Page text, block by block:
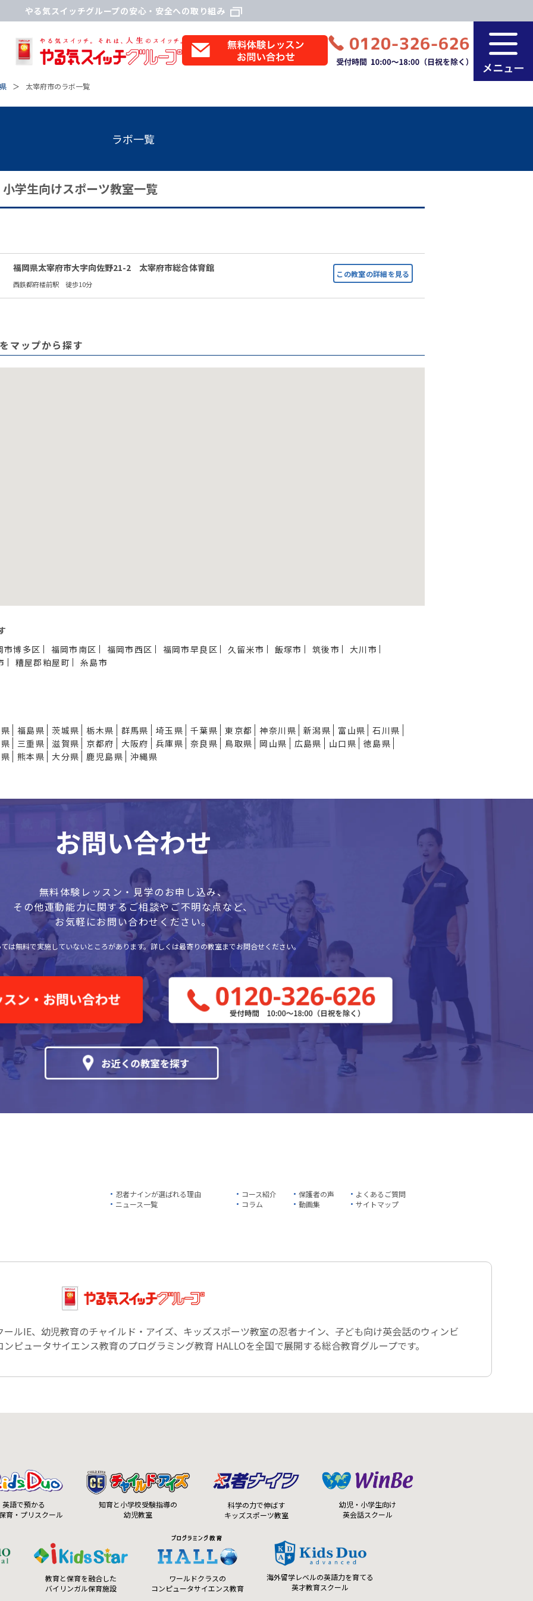
やる気スイッチグループの安心・安全への取り組み
太宰府市のラボ一覧
ラボ一覧
学生向けスポーツ教室一覧
福岡県太宰府市大字向佐野21-2 太宰府市総合体育館
西鉄都府楼前駅 徒歩10分
マップから探す
市博多区
福岡市南区 福岡市西区 福岡市早良区 久留米市 飯塚市 筑後市
大川市
糟屋郡粕屋町 糸島市
福島県 茨城県 栃木県 群馬県 埼玉県 千葉県 東京都 神奈川県 新潟県 富山県
石川県
三重県 滋賀県 京都府 大阪府 兵庫県 奈良県 鳥取県 岡山県 広島県 山口県
徳島県
熊本県 大分県 鹿児島県 沖縄県
無料体験レッスン・見学のお申し込み、
その他運動能力に関するご相談やご不明な点など、
お気軽にお問い合わせください。
は無料で実施していないところがあります。詳しくは最寄りの教室までお問合せください。
忍者ナインが選ばれる理由 コース紹介 保護者の声
よくあるご質問
ニュース一覧
コラム 動画集 サイトマップ
ルIE、幼児教育のチャイルド・アイズ、キッズスポーツ教室の忍者ナイン、子ども向け英会話のウィンビ
ピュータサイエンス教育のプログラミング教育 HALLOを全国で展開する総合教育グループです。
英語で預かる
育・プリスクール
知育と小学校受験指導の
幼児教室
科学の力で伸ばす
キッズスポーツ教室
幼児・小学生向け
英会話スクール
教育と保育を融合した
バイリンガル保育施設
ワールドクラスの
コンピュータサイエンス教育
海外留学レベルの英語力を育てる
英才教育スクール